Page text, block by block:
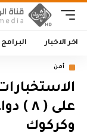
اخر الاخبار البرامج
أمن
على (
وكركوك